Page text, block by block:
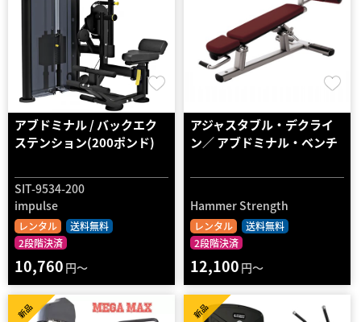
アブドミナル / バックエク
ステンション(200ポンド)
SIT-9534-200
impulse
レンタル
送料無料
2段階決済
10,760 円～
アジャスタブル・デクライ
ン／ アブドミナル・ベンチ
Hammer Strength
レンタル
送料無料
2段階決済
12,100 円～
新品 新品